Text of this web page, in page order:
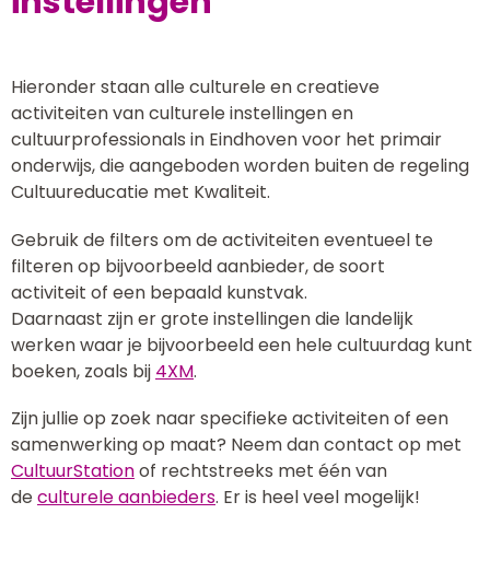
Hieronder staan alle culturele en creatieve
activiteiten van culturele instellingen en
cultuurprofessionals in Eindhoven voor het primair
onderwijs, die aangeboden worden buiten de regeling
Cultuureducatie met Kwaliteit.
Gebruik de filters om de activiteiten eventueel te
filteren op bijvoorbeeld aanbieder, de soort
activiteit of een bepaald kunstvak.
Daarnaast zijn er grote instellingen die landelijk
werken waar je bijvoorbeeld een hele cultuurdag kunt
boeken, zoals bij 4XM.
Zijn jullie op zoek naar specifieke activiteiten of een
samenwerking op maat? Neem dan contact op met
CultuurStationof rechtstreeks met één van
deculturele aanbieders. Er is heel veel mogelijk!